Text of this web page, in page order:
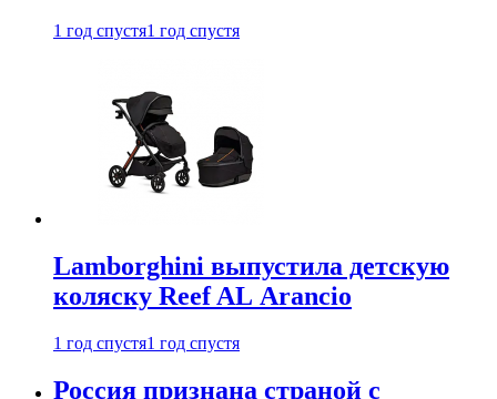
1 год спустя1 год спустя
Lamborghini выпустила детскую
коляску Reef AL Arancio
1 год спустя1 год спустя
Россия признана страной с